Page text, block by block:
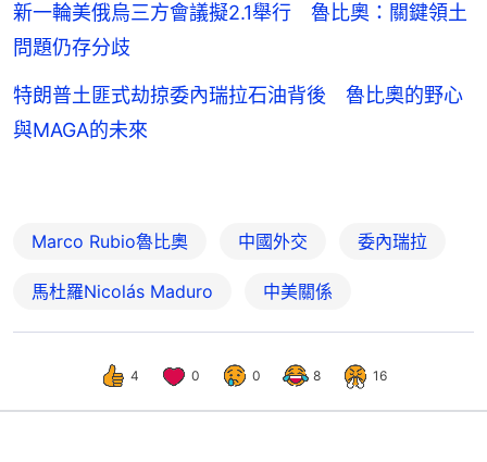
新一輪美俄烏三方會議擬2.1舉行 魯比奧：關鍵領土
問題仍存分歧
特朗普土匪式劫掠委內瑞拉石油背後 魯比奧的野心
與MAGA的未來
Marco Rubio魯比奧 中國外交 委內瑞拉
馬杜羅Nicolás Maduro 中美關係
4 0 0 8 16